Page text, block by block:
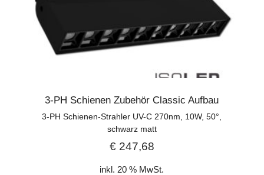
3-PH Schienen Zubehör Classic Aufbau
3-PH Schienen-Strahler UV-C 270nm, 10W, 50°,
schwarz matt
€247,68
inkl. 20 % MwSt.